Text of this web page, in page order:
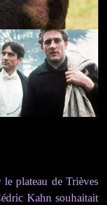
le plateau de Trièves
Kahn souhaitait